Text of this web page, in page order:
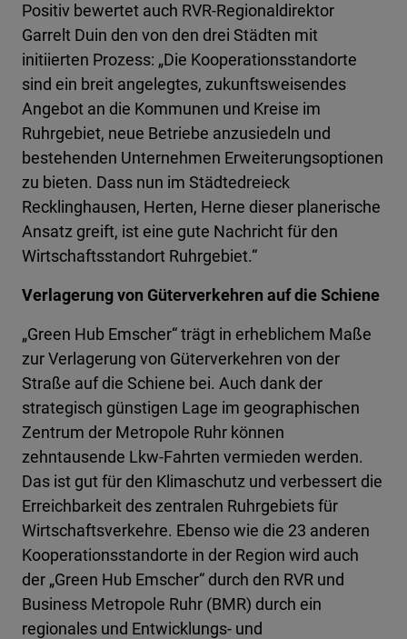
Positiv bewertet auch RVR-Regionaldirektor
Garrelt Duin den von den drei Städten mit
initiierten Prozess: „Die Kooperationsstandorte
sind ein breit angelegtes, zukunftsweisendes
Angebot an die Kommunen und Kreise im
Ruhrgebiet, neue Betriebe anzusiedeln und
bestehenden Unternehmen Erweiterungsoptionen
zu bieten. Dass nun im Städtedreieck
Recklinghausen, Herten, Herne dieser planerische
Ansatz greift, ist eine gute Nachricht für den
Wirtschaftsstandort Ruhrgebiet.“
Verlagerung von Güterverkehren auf die Schiene
„Green Hub Emscher“ trägt in erheblichem Maße
zur Verlagerung von Güterverkehren von der
Straße auf die Schiene bei. Auch dank der
strategisch günstigen Lage im geographischen
Zentrum der Metropole Ruhr können
zehntausende Lkw-Fahrten vermieden werden.
Das ist gut für den Klimaschutz und verbessert die
Erreichbarkeit des zentralen Ruhrgebiets für
Wirtschaftsverkehre. Ebenso wie die 23 anderen
Kooperationsstandorte in der Region wird auch
der „Green Hub Emscher“ durch den RVR und
Business Metropole Ruhr (BMR) durch ein
regionales und Entwicklungs- und